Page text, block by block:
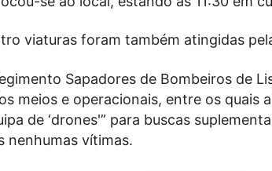
viaturas foram também atingidas
Sapadores de Bombeiros de
meios e operacionais, entre os quais
de ‘drones'” para buscas
nenhumas vítimas.